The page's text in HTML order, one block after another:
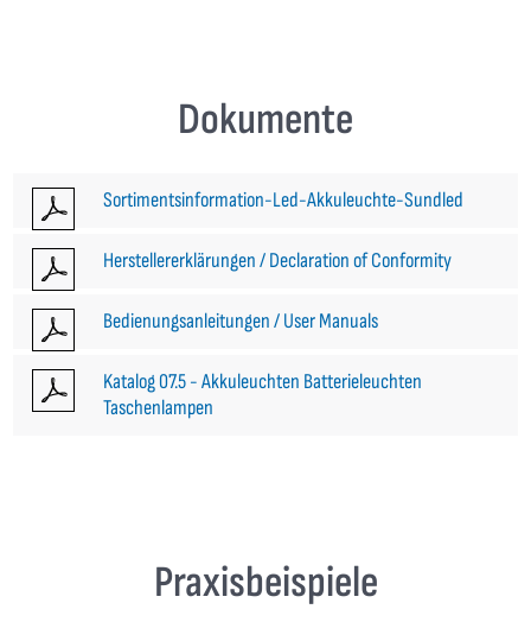
Dokumente
Sortimentsinformation-Led-Akkuleuchte-Sundled
Herstellererklärungen / Declaration of Conformity
Bedienungsanleitungen / User Manuals
Katalog 07.5 - Akkuleuchten Batterieleuchten
Taschenlampen
Praxisbeispiele